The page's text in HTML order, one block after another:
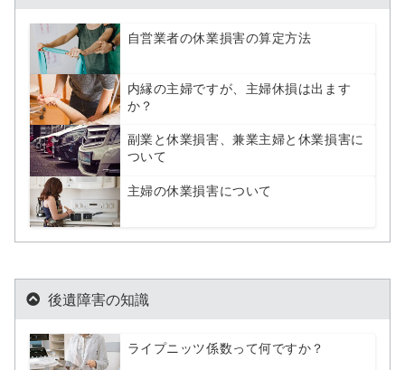
自営業者の休業損害の算定方法
内縁の主婦ですが、主婦休損は出ます
か？
副業と休業損害、兼業主婦と休業損害に
ついて
主婦の休業損害について
後遺障害の知識
ライプニッツ係数って何ですか？